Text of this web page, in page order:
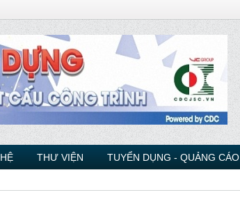
THƯ VIỆN TUYỂN DỤNG - QUẢNG CÁO